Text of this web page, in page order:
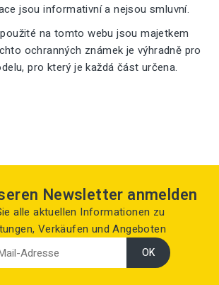
jsou informativní a nejsou smluvní.
na tomto webu jsou majetkem
ochranných známek je výhradně pro
pro který je každá část určena.
Newsletter anmelden
alle aktuellen Informationen zu
Verkäufen und Angeboten